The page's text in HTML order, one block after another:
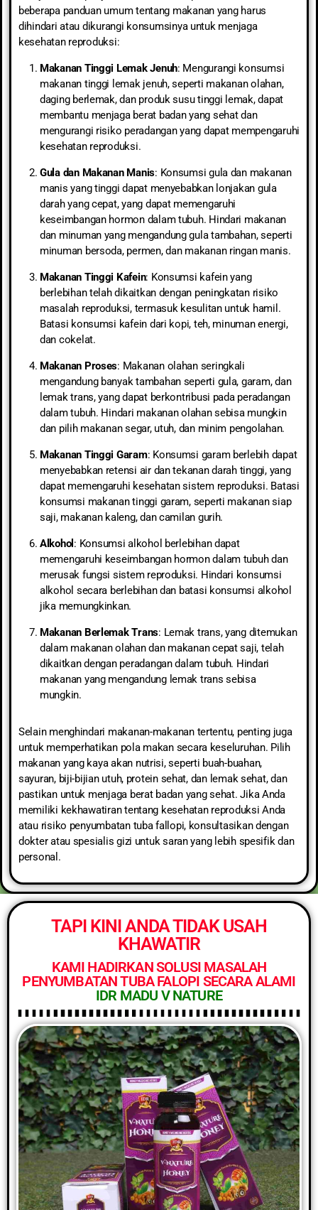
beberapa panduan umum tentang makanan yang harus
dihindari atau dikurangi konsumsinya untuk menjaga
kesehatan reproduksi:
Makanan Tinggi Lemak Jenuh: Mengurangi konsumsi
makanan tinggi lemak jenuh, seperti makanan olahan,
daging berlemak, dan produk susu tinggi lemak, dapat
membantu menjaga berat badan yang sehat dan
mengurangi risiko peradangan yang dapat mempengaruhi
kesehatan reproduksi.
Gula dan Makanan Manis: Konsumsi gula dan makanan
manis yang tinggi dapat menyebabkan lonjakan gula
darah yang cepat, yang dapat memengaruhi
keseimbangan hormon dalam tubuh. Hindari makanan
dan minuman yang mengandung gula tambahan, seperti
minuman bersoda, permen, dan makanan ringan manis.
Makanan Tinggi Kafein: Konsumsi kafein yang
berlebihan telah dikaitkan dengan peningkatan risiko
masalah reproduksi, termasuk kesulitan untuk hamil.
Batasi konsumsi kafein dari kopi, teh, minuman energi,
dan cokelat.
Makanan Proses: Makanan olahan seringkali
mengandung banyak tambahan seperti gula, garam, dan
lemak trans, yang dapat berkontribusi pada peradangan
dalam tubuh. Hindari makanan olahan sebisa mungkin
dan pilih makanan segar, utuh, dan minim pengolahan.
Makanan Tinggi Garam: Konsumsi garam berlebih dapat
menyebabkan retensi air dan tekanan darah tinggi, yang
dapat memengaruhi kesehatan sistem reproduksi. Batasi
konsumsi makanan tinggi garam, seperti makanan siap
saji, makanan kaleng, dan camilan gurih.
Alkohol : Konsumsi alkohol berlebihan dapat
memengaruhi keseimbangan hormon dalam tubuh dan
merusak fungsi sistem reproduksi. Hindari konsumsi
alkohol secara berlebihan dan batasi konsumsi alkohol
jika memungkinkan.
Makanan Berlemak Trans: Lemak trans, yang ditemukan
dalam makanan olahan dan makanan cepat saji, telah
dikaitkan dengan peradangan dalam tubuh. Hindari
makanan yang mengandung lemak trans sebisa
mungkin.
Selain menghindari makanan-makanan tertentu, penting juga
untuk memperhatikan pola makan secara keseluruhan. Pilih
makanan yang kaya akan nutrisi, seperti buah-buahan,
sayuran, biji-bijian utuh, protein sehat, dan lemak sehat, dan
pastikan untuk menjaga berat badan yang sehat. Jika Anda
memiliki kekhawatiran tentang kesehatan reproduksi Anda
atau risiko penyumbatan tuba fallopi, konsultasikan dengan
dokter atau spesialis gizi untuk saran yang lebih spesifik dan
personal.
TAPI KINI ANDA TIDAK USAH
KHAWATIR
KAMI HADIRKAN SOLUSI MASALAH
PENYUMBATAN TUBA FALOPI SECARA ALAMI
IDR MADU V NATURE